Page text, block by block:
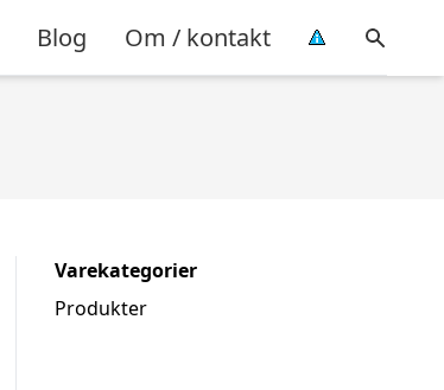
Blog Om / kontakt
Varekategorier
Produkter